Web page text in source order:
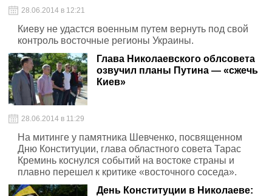
28.06.2014 в 12:21
Киеву не удастся военным путем вернуть под свой
контроль восточные регионы Украины.
Глава Николаевского облсовета
озвучил планы Путина — «сжечь
Киев»
28.06.2014 в 11:29
На митинге у памятника Шевченко, посвященном
Дню Конституции, глава областного совета Тарас
Креминь коснулся событий на востоке страны и
плавно перешел к критике «восточного соседа».
День Конституции в Николаеве: